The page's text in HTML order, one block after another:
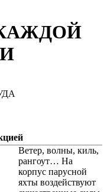
Ветер, волны, киль,
рангоут… На
корпус парусной
яхты воздействуют